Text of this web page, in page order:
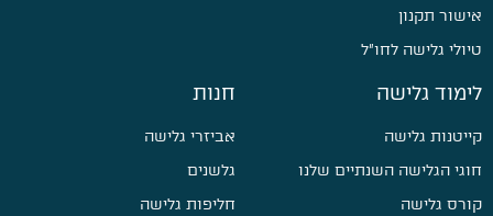
אישור תקנון
טיולי גלישה לחו״ל
לימוד גלישה
קייטנות גלישה
חוגי הגלישה השנתיים שלנו
קורס גלישה
חנות
אביזרי גלישה
גלשנים
חליפות גלישה